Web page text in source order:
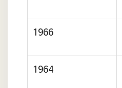
1966
1964